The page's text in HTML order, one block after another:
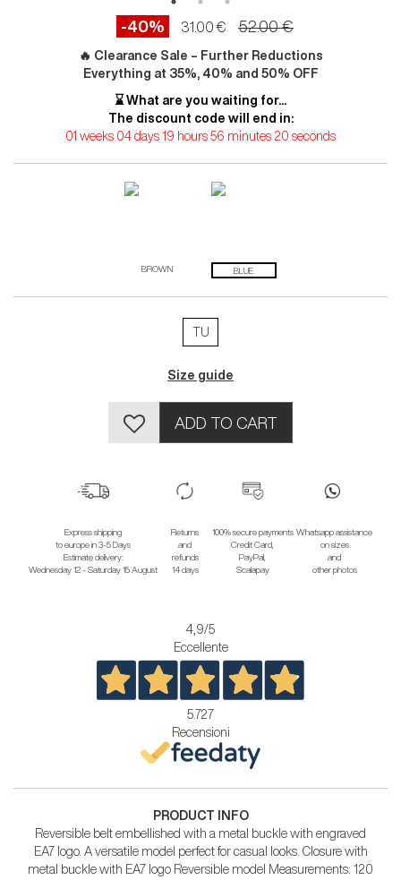
-40% 31.00 € 52.00 €
🔥 Clearance Sale – Further Reductions
Everything at 35%, 40% and 50% OFF
⌛ What are you waiting for...
The discount code will end in:
01 weeks 04 days 19 hours 56 minutes 19 seconds
BROWN BLUE
TU
Size guide
ADD TO CART
Express shipping
to europe in 3-5 Days
Estimate delivery:
Wednesday 12 - Saturday 15 August
Returns
and
refunds
14 days
100% secure payments
Credit Card,
PayPal,
Scalapay
Whatsapp assistance
on sizes
and
other photos
4,9/5
Eccellente
5.727
Recensioni
PRODUCT INFO
Reversible belt embellished with a metal buckle with engraved
EA7 logo. A versatile model perfect for casual looks. Closure with
metal buckle with EA7 logo Reversible model Measurements: 120